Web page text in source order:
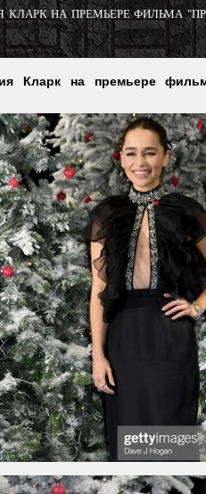
КЛАРК НА ПРЕМЬЕРЕ ФИЛЬМА
Кларк на премьере